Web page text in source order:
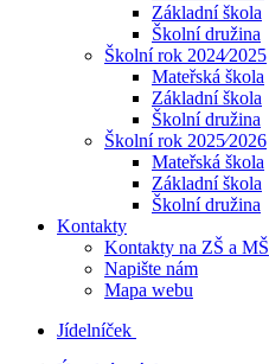
Základní škola
Školní družina
Školní rok 2024⁄2025
Mateřská škola
Základní škola
Školní družina
Školní rok 2025⁄2026
Mateřská škola
Základní škola
Školní družina
Kontakty
Kontakty na ZŠ a MŠ
Napište nám
Mapa webu
Jídelníček